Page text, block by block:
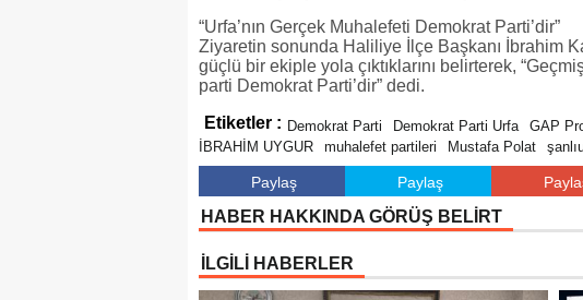
“Urfa’nın Gerçek Muhalefeti Demokrat Parti’dir”
Ziyaretin sonunda Haliliye İlçe Başkanı İbrahim
güçlü bir ekiple yola çıktıklarını belirterek,
parti Demokrat Parti’dir” dedi.
Etiketler : Demokrat Parti Demokrat Parti Urfa GAP
İBRAHİM UYGUR
muhalefet partileri Mustafa Polat
Paylaş Paylaş
HABER HAKKINDA GÖRÜŞ BELİRT
İLGİLİ HABERLER